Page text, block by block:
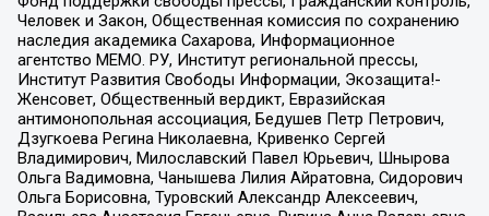
Человек и Закон, Общественная комиссия по сохранению
наследия академика Сахарова, Информационное
агентство МЕМО. РУ, Институт региональной прессы,
Институт Развития Свободы Информации, Экозащита!-
Женсовет, Общественный вердикт, Евразийская
антимонопольная ассоциация, Бедушев Петр Петрович,
Дзугкоева Регина Николаевна, Кривенко Сергей
Владимирович, Милославский Павел Юрьевич, Шнырова
Ольга Вадимовна, Чанышева Лилия Айратовна, Сидорович
Ольга Борисовна, Туровский Александр Алексеевич,